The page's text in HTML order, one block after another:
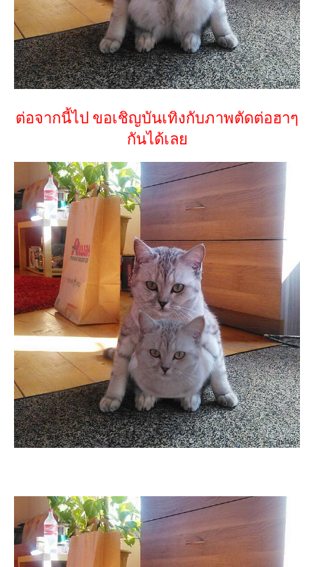
ต่อจากนี้ไป ขอเชิญบันเทิงกับภาพตัดต่อฮาๆ
กันได้เลย